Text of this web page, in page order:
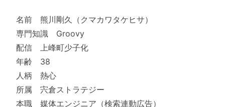
名前 熊川剛久（クマカワタケヒサ）
専門知識 Groovy
配信 上峰町少子化
年齢 38
人柄 熱心
所属 宍倉ストラテジー
本職 媒体エンジニア（検索連動広告）